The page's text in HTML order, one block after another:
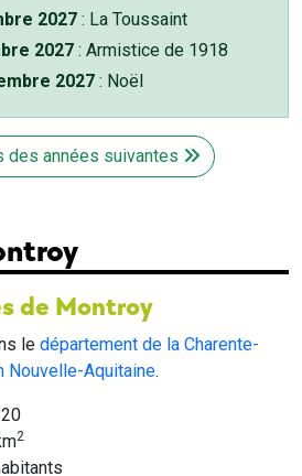
2027 : La Toussaint
2027 : Armistice de 1918
2027 : Noël
des années suivantes
de Montroy
le département de la Charente-
Nouvelle-Aquitaine.
2